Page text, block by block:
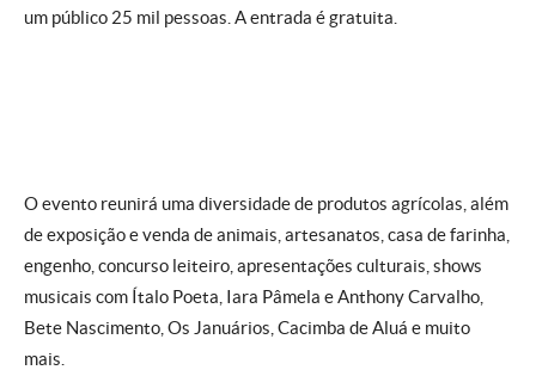
um público 25 mil pessoas. A entrada é gratuita.
O evento reunirá uma diversidade de produtos agrícolas, além
de exposição e venda de animais, artesanatos, casa de farinha,
engenho, concurso leiteiro, apresentações culturais, shows
musicais com Ítalo Poeta, Iara Pâmela e Anthony Carvalho,
Bete Nascimento, Os Januários, Cacimba de Aluá e muito
mais.